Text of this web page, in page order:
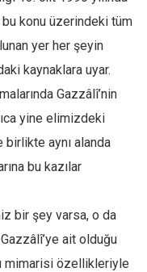
konu üzerindeki tüm
yer her şeyin
kaynaklara uyar.
Gazzâlî’nin
yine elimizdeki
aynı alanda
bu kazılar
bir şey varsa, o da
ait olduğu
mimarisi özellikleriyle